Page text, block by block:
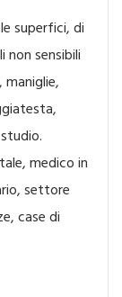
superfici, di
sensibili
maniglie,
medico in
settore
case di